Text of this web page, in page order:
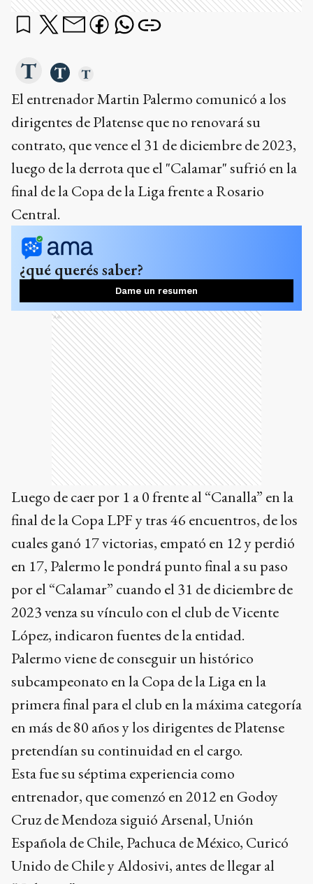
El entrenador Martin Palermo comunicó a los
dirigentes de Platense que no renovará su
contrato, que vence el 31 de diciembre de 2023,
luego de la derrota que el "Calamar" sufrió en la
final de la Copa de la Liga frente a Rosario
Central.
¿qué querés saber?
Dame un resumen
Ads
Luego de caer por 1 a 0 frente al “Canalla” en la
final de la Copa LPF y tras 46 encuentros, de los
cuales ganó 17 victorias, empató en 12 y perdió
en 17, Palermo le pondrá punto final a su paso
por el “Calamar” cuando el 31 de diciembre de
2023 venza su vínculo con el club de Vicente
López, indicaron fuentes de la entidad.
Palermo viene de conseguir un histórico
subcampeonato en la Copa de la Liga en la
primera final para el club en la máxima categoría
en más de 80 años y los dirigentes de Platense
pretendían su continuidad en el cargo.
Esta fue su séptima experiencia como
entrenador, que comenzó en 2012 en Godoy
Cruz de Mendoza siguió Arsenal, Unión
Española de Chile, Pachuca de México, Curicó
Unido de Chile y Aldosivi, antes de llegar al